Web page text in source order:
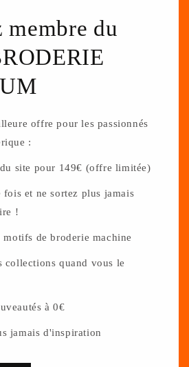
membre du
offre pour les passionnés
:
site pour 149€ (offre limitée)
fois et ne sortez plus jamais
!
motifs de broderie machine
collections quand vous le
à 0€
jamais d'inspiration